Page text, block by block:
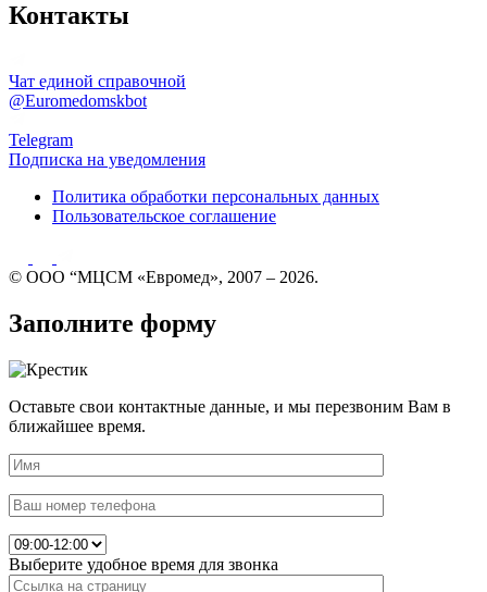
Контакты
Чат единой справочной
@Euromedomskbot
Telegram
Подписка на уведомления
Политика обработки персональных данных
Пользовательское соглашение
© ООО “МЦСМ «Евромед», 2007 – 2026.
Заполните форму
Оставьте свои контактные данные, и мы перезвоним Вам в
ближайшее время.
Выберите удобное время для звонка